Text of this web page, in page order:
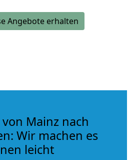
Angebote erhalten
Mainz nach
Wir machen es
leicht